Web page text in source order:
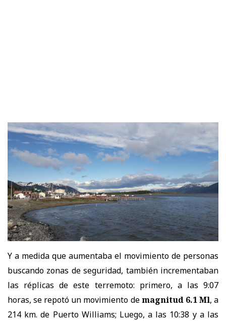
Y a medida que aumentaba el movimiento de personas
buscando zonas de seguridad, también incrementaban
las réplicas de este terremoto: primero, a las 9:07
horas, se repotó un movimiento demagnitud 6.1 Ml, a
214 km. de Puerto Williams; Luego, a las 10:38 y a las